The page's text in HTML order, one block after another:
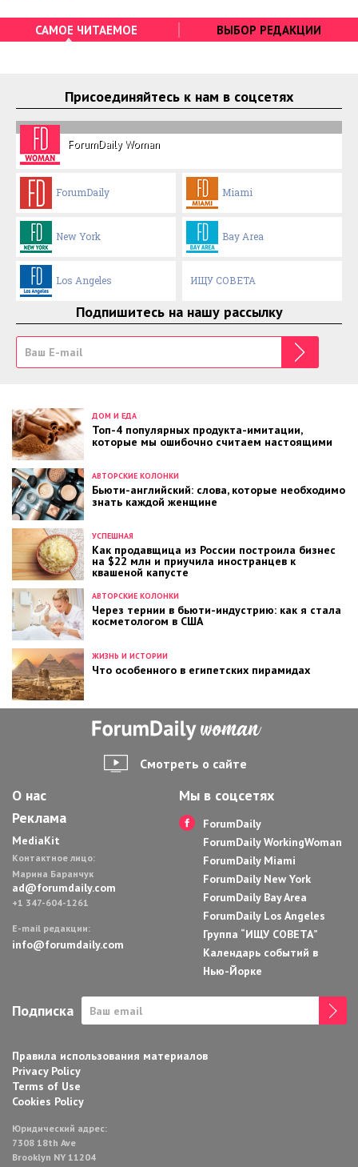
САМОЕ ЧИТАЕМОЕ ВЫБОР РЕДАКЦИИ
Присоединяйтесь к нам в соцсетях
ForumDaily Woman
ForumDaily Miami
New York Bay Area
Los Angeles ИЩУ СОВЕТА
Подпишитесь на нашу рассылку
ДОМ И ЕДА
Топ-4 популярных продукта-имитации,
которые мы ошибочно считаем настоящими
АВТОРСКИЕ КОЛОНКИ
Бьюти-английский: слова, которые необходимо
знать каждой женщине
АВТОРСКИЕ КОЛОНКИ
Через тернии в бьюти-индустрию: как я стала
косметологом в США
УСПЕШНАЯ
Как продавщица из России построила бизнес
на $22 млн и приучила иностранцев к
квашеной капусте
ЖИЗНЬ И ИСТОРИИ
Что особенного в египетских пирамидах
Смотреть о сайте
О нас
Реклама
MediaKit
Контактное лицо:
Марина Баранчук
ad@forumdaily.com
+1 347-604-1261
E-mail редакции:
info@forumdaily.com
Мы в соцсетях
ForumDaily
ForumDaily WorkingWoman
ForumDaily Miami
ForumDaily New York
ForumDaily Bay Area
ForumDaily Los Angeles
Группа “ИЩУ СОВЕТА”
Календарь событий в
Нью-Йорке
Подписка
Правила использования материалов
Privacy Policy
Terms of Use
Cookies Policy
Юридический адрес:
7308 18th Ave
Brooklyn NY 11204